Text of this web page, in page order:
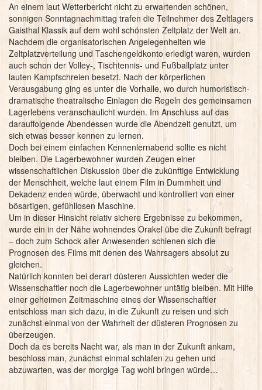
An einem laut Wetterbericht nicht zu erwartenden schönen,
sonnigen Sonntagnachmittag trafen die Teilnehmer des Zeltlagers
Gaisthal Klassik auf dem wohl schönsten Zeltplatz der Welt an.
Nachdem die organisatorischen Angelegenheiten wie
Zeltplatzverteilung und Taschengeldkonto erledigt waren, wurden
auch schon der Volley-, Tischtennis- und Fußballplatz unter
lauten Kampfschreien besetzt. Nach der körperlichen
Verausgabung ging es unter die Vorhalle, wo durch humoristisch-
dramatische theatralische Einlagen die Regeln des gemeinsamen
Lagerlebens veranschaulicht wurden. Im Anschluss auf das
darauffolgende Abendessen wurde die Abendzeit genutzt, um
sich etwas besser kennen zu lernen.
Doch bei einem einfachen Kennenlernabend sollte es nicht
bleiben. Die Lagerbewohner wurden Zeugen einer
wissenschaftlichen Diskussion über die zukünftige Entwicklung
der Menschheit, welche laut einem Film in Dummheit und
Dekadenz enden würde, überwacht und kontrolliert von einer
bösartigen, gefühllosen Maschine.
Um in dieser Hinsicht relativ sichere Ergebnisse zu bekommen,
wurde ein in der Nähe wohnendes Orakel übe die Zukunft befragt
– doch zum Schock aller Anwesenden schienen sich die
Prognosen des Films mit denen des Wahrsagers absolut zu
gleichen.
Natürlich konnten bei derart düsteren Aussichten weder die
Wissenschaftler noch die Lagerbewohner untätig bleiben. Mit Hilfe
einer geheimen Zeitmaschine eines der Wissenschaftler
entschloss man sich dazu, in die Zukunft zu reisen und sich
zunächst einmal von der Wahrheit der düsteren Prognosen zu
überzeugen.
Doch da es bereits Nacht war, als man in der Zukunft ankam,
beschloss man, zunächst einmal schlafen zu gehen und
abzuwarten, was der morgige Tag wohl bringen würde…